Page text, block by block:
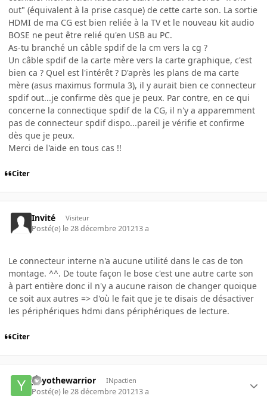
out" (équivalent à la prise casque) de cette carte son. La sortie
HDMI de ma CG est bien reliée à la TV et le nouveau kit audio
BOSE ne peut être relié qu'en USB au PC.
As-tu branché un câble spdif de la cm vers la cg ?
Un câble spdif de la carte mère vers la carte graphique, c'est
bien ca ? Quel est l'intérêt ? D'après les plans de ma carte
mère (asus maximus formula 3), il y aurait bien ce connecteur
spdif out...je confirme dès que je peux. Par contre, en ce qui
concerne la connectique spdif de la CG, il n'y a apparemment
pas de connecteur spdif dispo...pareil je vérifie et confirme
dès que je peux.
Merci de l'aide en tous cas !!
Citer
Invité Visiteur
Posté(e) le 28 décembre 201213 a
Le connecteur interne n'a aucune utilité dans le cas de ton
montage. ^^. De toute façon le bose c'est une autre carte son
à part entière donc il n'y a aucune raison de changer quoique
ce soit aux autres => d'où le fait que je te disais de désactiver
les périphériques hdmi dans périphériques de lecture.
Citer
yoyothewarrior INpactien
Posté(e) le 28 décembre 201213 a